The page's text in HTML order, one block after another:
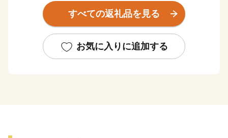
と考えております。
※使い途の指定がない場合は、公共公益施設の整備、維
いただきます。
すべての返礼品を見る
お気に入りに追加する